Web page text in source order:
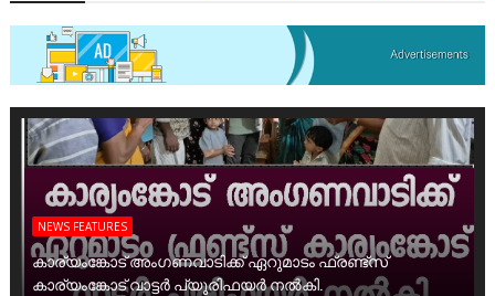
NEWS FEATURES
കാര്യംങ്കോട് അംഗണവാടിക്ക് ഏറുമാടം ഫ്രണ്ട്സ്
കാര്യംങ്കോട് വാട്ടർ പ്യൂരിഫയർ നൽകി.